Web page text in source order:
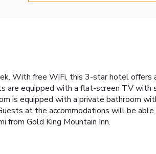
With free WiFi, this 3-star hotel
equipped with a flat-screen TV with
is equipped with a private bathroom
at the accommodations will be
from Gold King Mountain Inn.